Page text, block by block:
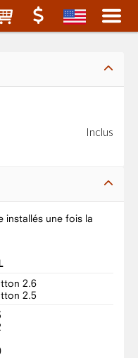
Inclus
installés une fois la
2.6
2.5